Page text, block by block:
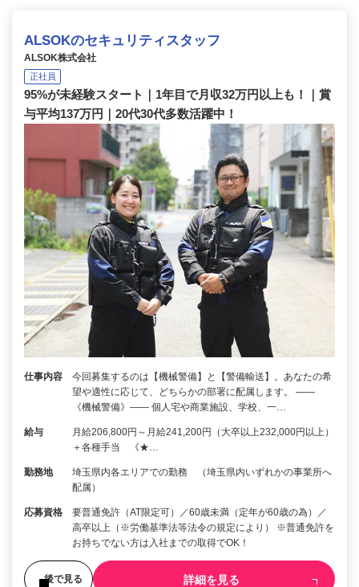
ALSOKのセキュリティスタッフ
ALSOK株式会社
正社員
95%が未経験スタート｜1年目で月収32万円以上も！｜賞
与平均137万円｜20代30代多数活躍中！
仕事内容
今回募集するのは【機械警備】と【警備輸送】。あなたの希
望や適性に応じて、どちらかの部署に配属します。 ――
《機械警備》―― 個人宅や商業施設、学校、一…
給与
月給206,800円～月給241,200円（大卒以上232,000円以上）
＋各種手当 《★…
勤務地
埼玉県内各エリアでの勤務 （埼玉県内いずれかの事業所へ
配属）
応募資格
要普通免許（AT限定可）／60歳未満（定年が60歳の為）／
高卒以上（※労働基準法等法令の規定により） ※普通免許を
お持ちでない方は入社までの取得でOK！
後で見る 詳細を見る